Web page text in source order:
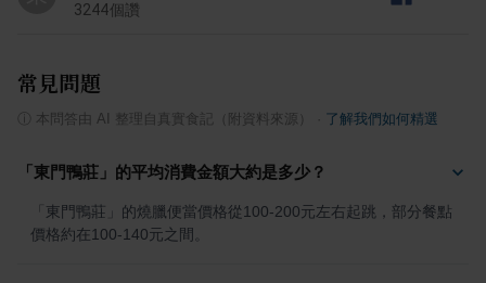
3244個讚
常見問題
本問答由 AI 整理自真實食記（附資料來源） 了解我們如何精選
「東門鴨莊」的平均消費金額大約是多少？
「東門鴨莊」的燒臘便當價格從100-200元左右起跳，部分餐點
價格約在100-140元之間。